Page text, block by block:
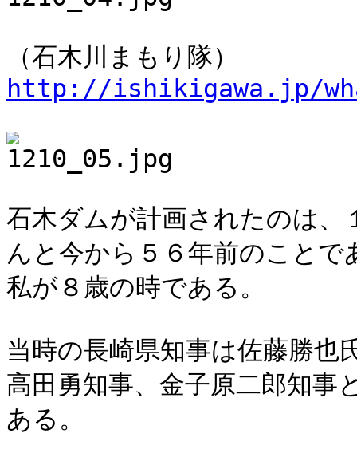
（石木川まもり隊）
http://ishikigawa.jp/
石木ダムが計画されたのは、
んと今から５６年前のことで
私が８歳の時である。
当時の長崎県知事は佐藤勝也
高田勇知事、金子原二郎知事
ある。